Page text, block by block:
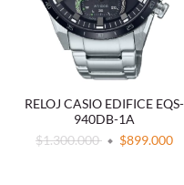
RELOJ CASIO EDIFICE EQS-
940DB-1A
$1.300.000
$899.000